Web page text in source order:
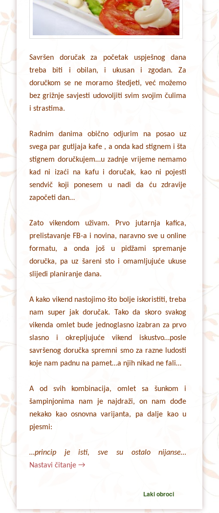
Savršen doručak za početak uspješnog dana
treba biti i obilan, i ukusan i zgodan. Za
doručkom se ne moramo štedjeti, već možemo
bez grižnje savjesti udovoljiti svim svojim čulima
i strastima.
Radnim danima obično odjurim na posao uz
svega par gutljaja kafe , a onda kad stignem i šta
stignem doručkujem…u zadnje vrijeme nemamo
kad ni izaći na kafu i doručak, kao ni pojesti
sendvič koji ponesem u nadi da ću zdravije
započeti dan…
Zato vikendom uživam. Prvo jutarnja kafica,
prelistavanje FB-a i novina, naravno sve u online
formatu, a onda još u pidžami spremanje
doručka, pa uz šareni sto i omamljujuće ukuse
slijedi planiranje dana.
A kako vikend nastojimo što bolje iskoristiti, treba
nam super jak doručak. Tako da skoro svakog
vikenda omlet bude jednoglasno izabran za prvo
slasno i okrepljujuće vikend iskustvo…posle
savršenog doručka spremni smo za razne ludosti
koje nam padnu na pamet…a njih nikad ne fali…
A od svih kombinacija, omlet sa šunkom i
šampinjonima nam je najdraži, on nam dođe
nekako kao osnovna varijanta, pa dalje kao u
pjesmi:
…princip je isti, sve su ostalo nijanse…
Nastavi čitanje→
Laki obroci